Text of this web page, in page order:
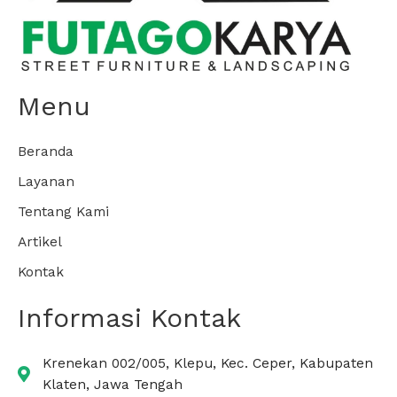
Menu
Beranda
Layanan
Tentang Kami
Artikel
Kontak
Informasi Kontak
Krenekan 002/005, Klepu, Kec. Ceper, Kabupaten
Klaten, Jawa Tengah